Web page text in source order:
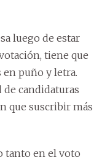
luego de estar
tiene que
puño y letra.
de candidaturas
que suscribir más
tanto en el voto